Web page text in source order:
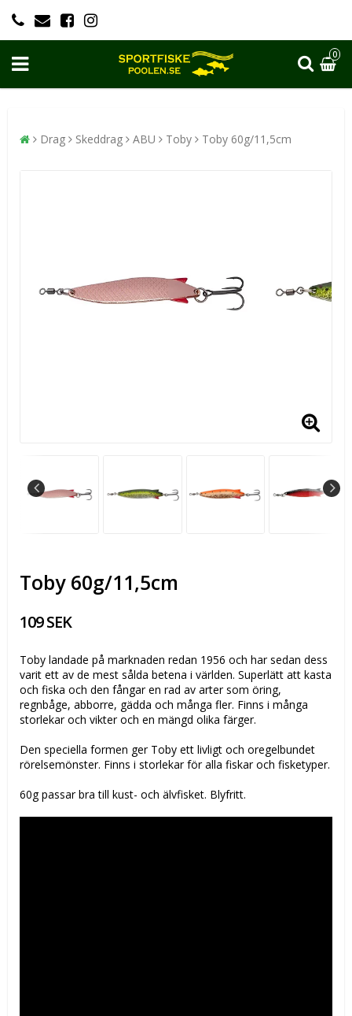
0
Drag Skeddrag ABU Toby Toby 60g/11,5cm
Toby 60g/11,5cm
109 SEK
Toby landade på marknaden redan 1956 och har sedan dess
varit ett av de mest sålda betena i världen. Superlätt att kasta
och fiska och den fångar en rad av arter som öring,
regnbåge, abborre, gädda och många fler. Finns i många
storlekar och vikter och en mängd olika färger.
Den speciella formen ger Toby ett livligt och oregelbundet
rörelsemönster. Finns i storlekar för alla fiskar och fisketyper.
60g passar bra till kust- och älvfisket. Blyfritt.